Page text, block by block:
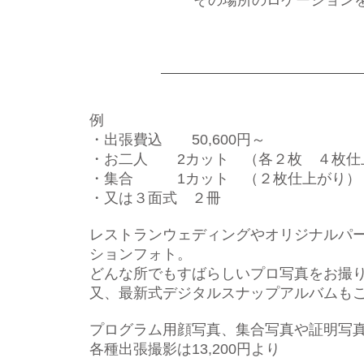
例
・出張費込 50,600円～
・お二人 2カット （各２枚 ４枚仕
・集合 1カット （２枚仕上がり）
・又は３面式 ２冊
レストランウェディングやオリジナルパ
ションフォト。
どんな所でもすばらしいプロ写真をお撮
又、最新式デジタルスナップアルバムも
プログラム用顔写真、集合写真や証明写
各種出張撮影は13,200円より